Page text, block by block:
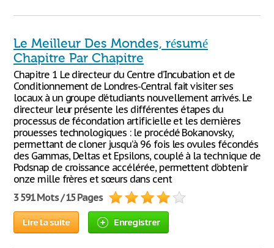
Le Meilleur Des Mondes, résumé
Chapitre Par Chapitre
Chapitre 1 Le directeur du Centre d’Incubation et de
Conditionnement de Londres-Central fait visiter ses
locaux à un groupe d’étudiants nouvellement arrivés. Le
directeur leur présente les différentes étapes du
processus de fécondation artificielle et les dernières
prouesses technologiques : le procédé Bokanovsky,
permettant de cloner jusqu’à 96 fois les ovules fécondés
des Gammas, Deltas et Epsilons, couplé à la technique de
Podsnap de croissance accélérée, permettent d’obtenir
onze mille frères et sœurs dans cent
3 591 Mots / 15 Pages
Lire la suite Enregistrer